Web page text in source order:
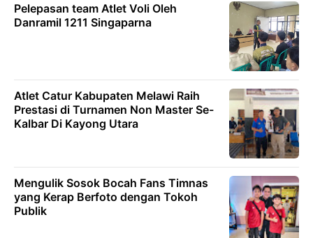
Pelepasan team Atlet Voli Oleh
Danramil 1211 Singaparna
Atlet Catur Kabupaten Melawi Raih
Prestasi di Turnamen Non Master Se-
Kalbar Di Kayong Utara
Mengulik Sosok Bocah Fans Timnas
yang Kerap Berfoto dengan Tokoh
Publik